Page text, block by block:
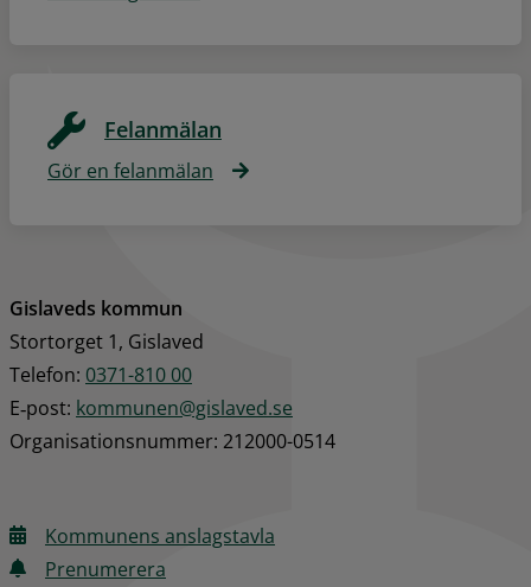
Felanmälan
Gör en felanmälan
Gislaveds kommun
Stortorget 1, Gislaved
Telefon: 0371-810 00
E‑post: kommunen@gislaved.se
Organisationsnummer: 212000-0514
Kommunens anslagstavla
Prenumerera